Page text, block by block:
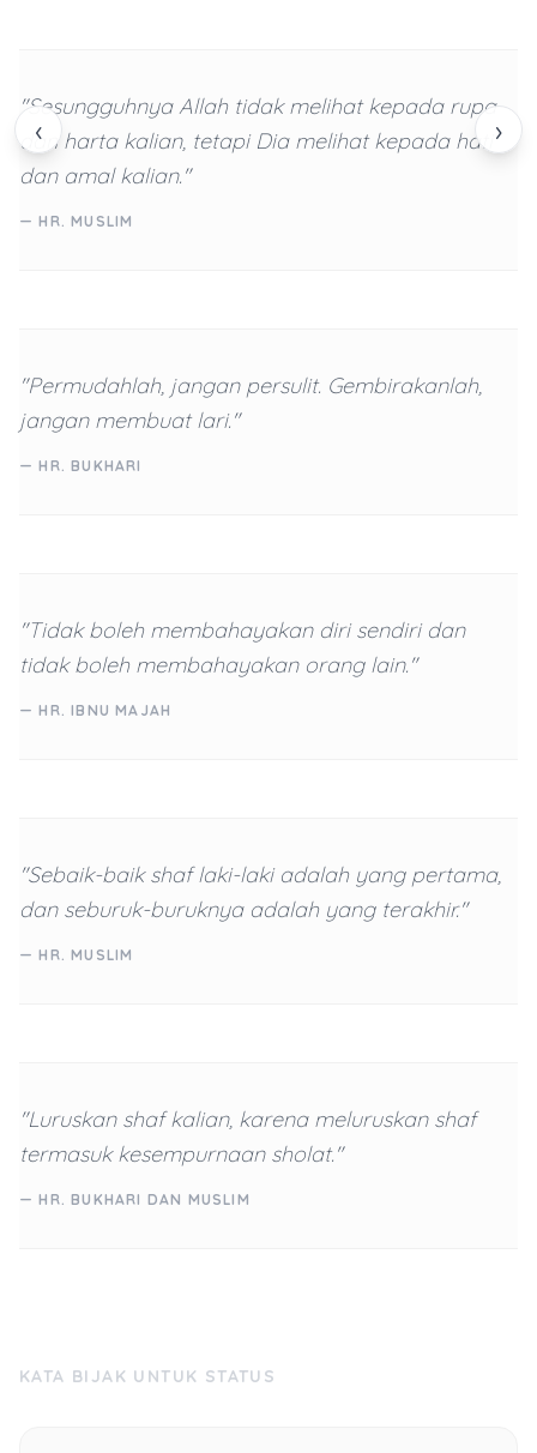
‹ ›
"Sesungguhnya Allah tidak melihat kepada rupa
dan harta kalian, tetapi Dia melihat kepada hati
dan amal kalian."
— HR. MUSLIM
"Permudahlah, jangan persulit. Gembirakanlah,
jangan membuat lari."
— HR. BUKHARI
"Tidak boleh membahayakan diri sendiri dan
tidak boleh membahayakan orang lain."
— HR. IBNU MAJAH
"Sebaik-baik shaf laki-laki adalah yang pertama,
dan seburuk-buruknya adalah yang terakhir."
— HR. MUSLIM
"Luruskan shaf kalian, karena meluruskan shaf
termasuk kesempurnaan sholat."
— HR. BUKHARI DAN MUSLIM
KATA BIJAK UNTUK STATUS